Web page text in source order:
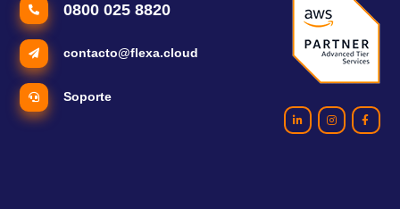
0800 025 8820
contacto@flexa.cloud
Soporte